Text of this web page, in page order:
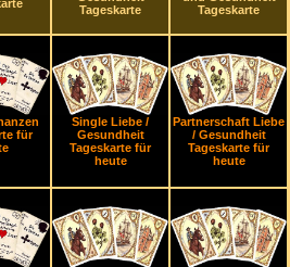
Tageskarte
Tageskarte
für
Single Liebe /
Gesundheit
Tageskarte für
heute
Partnerschaft Liebe
/ Gesundheit
Tageskarte für
heute